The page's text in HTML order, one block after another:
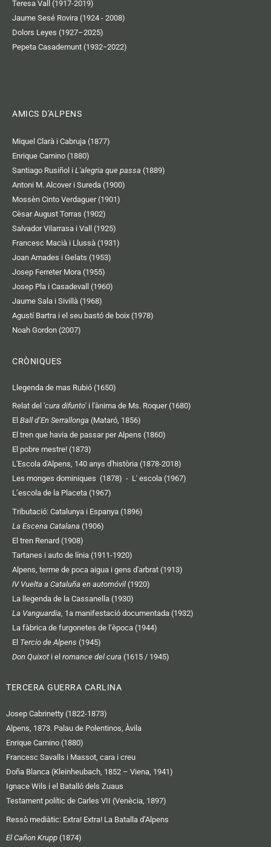
Teresa Vall (1917-2019)
Jaume Sesé Rovira (1924 - 2008)
Dolors Leyes (1927–2025)
Pepeta Casademunt (1932−2022)
AMICS D'ALPENS
Miquel Clarà i Cabruja (1877)
Enrique Camino (1880)
Santiago Rusiñol i L'alegria que passa (1889)
Antoni M. Alcover i Sureda (1900)
Mossèn Cinto Verdaguer (1901)
Cèsar August Torras (1902)
Salvador Vilarrasa i Vall (1925)
Francesc Macià i Llussà (1931)
Joan Amades i Gelats (1953)
Josep Ferreter Mora (1955)
Josep Pla i Casadevall (1960)
Jaume Sala i Sivillà (1968)
Agustí Bartra i el seu bastó de boix (1978)
Noah Gordon (2007)
CRÒNIQUES
Llegenda de mas Rubió (1650)
Relat del 'cura difunto' i l'ànima de Ms. Roquer (1680)
El Ball d’En Serrallonga (Mataró, 1856)
El tren que havia de passar per Alpens (1860)
El pobre mestre! (1873)
L'Escola d'Alpens, 140 anys d'història (1878-2018)
Les monges dominiques (1878) - L' escola (1967)
L’escola de la Placeta (1967)
Tributació: Catalunya i Espanya (1896)
La Escena Catalana (1906)
El tren Renard (1908)
Tartanes i auto de línia (1911-1920)
Alpens, terme de poca aigua i gens d'arbrat (1913)
IV Vuelta a Cataluña en automóvil (1920)
La llegenda de la Cassanella (1930)
La Vanguardia , 1a manifestació documentada (1932)
La fàbrica de furgonetes de l’època (1944)
El Tercio de Alpens (1945)
Don Quixot i el romance del cura (1615 / 1945)
TERCERA GUERRA CARLINA
Josep Cabrinetty (1822-1873)
Alpens, 1873. Palau de Polentinos, Àvila
Enrique Camino (1880)
Francesc Savalls i Massot, cara i creu
Doña Blanca (Kleinheubach, 1852 – Viena, 1941)
Ignace Wils i el Batalló dels Zuaus
Testament polític de Carles VII (Venècia, 1897)
Ressò mediàtic: Extra! Extra! La Batalla d’Alpens
El Cañon Krupp (1874)